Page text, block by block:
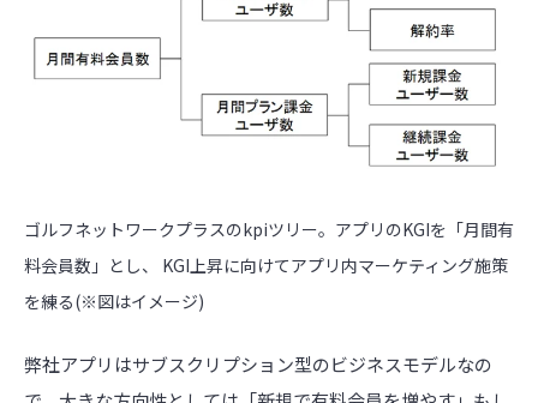
ゴルフネットワークプラスのkpiツリー。アプリのKGIを「月間有
料会員数」とし、 KGI上昇に向けてアプリ内マーケティング施策
を練る(※図はイメージ)
弊社アプリはサブスクリプション型のビジネスモデルなの